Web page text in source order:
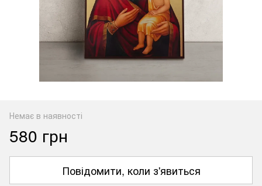
Немає в наявності
580 грн
Повідомити, коли з'явиться